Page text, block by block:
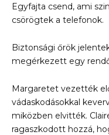
Egyfajta csend, ami
csörögtek a telefonok.
Biztonsági őrök
megérkezett egy
Margaretet vezették
vádaskodásokkal
miközben elvitték.
ragaszkodott hozzá,